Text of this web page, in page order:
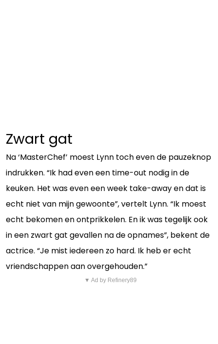
Zwart gat
Na ‘MasterChef’ moest Lynn toch even de pauzeknop
indrukken. “Ik had even een time-out nodig in de
keuken. Het was even een week take-away en dat is
echt niet van mijn gewoonte”, vertelt Lynn. “Ik moest
echt bekomen en ontprikkelen. En ik was tegelijk ook
in een zwart gat gevallen na de opnames”, bekent de
actrice. “Je mist iedereen zo hard. Ik heb er echt
vriendschappen aan overgehouden.”
▼ Ad by Refinery89